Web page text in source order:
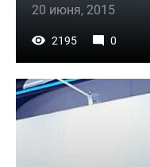
20 июня, 2015
2195 0